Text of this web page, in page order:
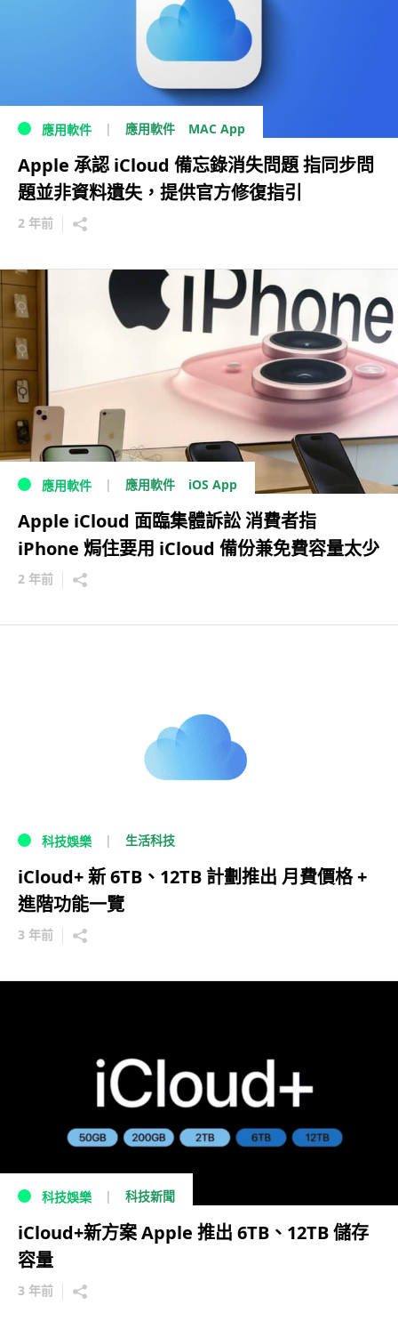
應用軟件 應用軟件 MAC App
Apple 承認 iCloud 備忘錄消失問題 指同步問
題並非資料遺失，提供官方修復指引
2 年前
應用軟件 應用軟件 iOS App
Apple iCloud 面臨集體訴訟 消費者指
iPhone 焗住要用 iCloud 備份兼免費容量太少
2 年前
科技娛樂 生活科技
iCloud+ 新 6TB、12TB 計劃推出 月費價格 +
進階功能一覽
3 年前
科技娛樂 科技新聞
iCloud+新方案 Apple 推出 6TB、12TB 儲存
容量
3 年前